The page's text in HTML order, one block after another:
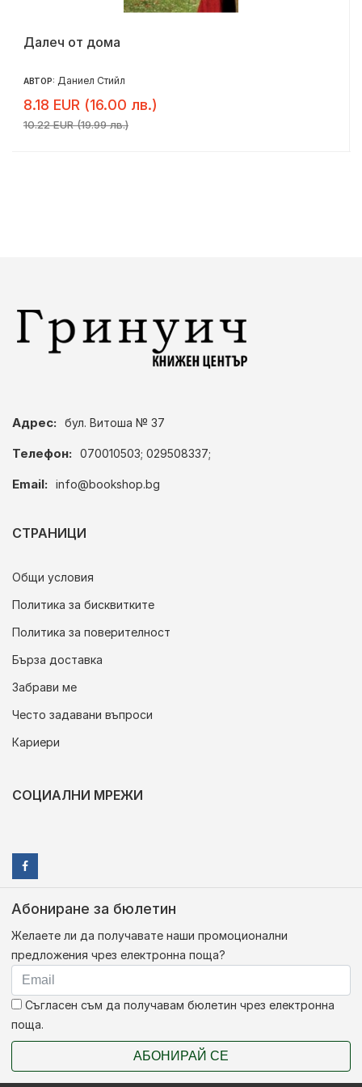
Далеч от дома
АВТОР: Даниел Стийл
8.18 EUR (16.00 лв.)
10.22 EUR (19.99 лв.)
Адрес: бул. Витоша № 37
Телефон: 070010503; 029508337;
Email: info@bookshop.bg
СТРАНИЦИ
Общи условия
Политика за бисквитките
Политика за поверителност
Бърза доставка
Забрави ме
Често задавани въпроси
Кариери
СОЦИАЛНИ МРЕЖИ
Абониране за бюлетин
Желаете ли да получавате наши промоционални
предложения чрез електронна поща?
Съгласен съм да получавам бюлетин чрез електронна
поща.
АБОНИРАЙ СЕ